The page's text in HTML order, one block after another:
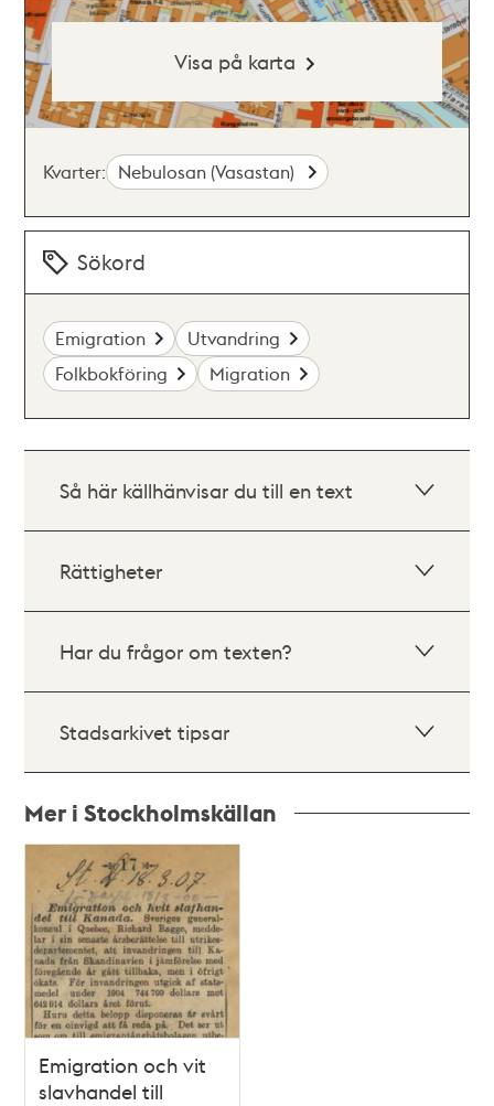
Visa på karta
Kvarter: Nebulosan (Vasastan)
Sökord
Emigration
Utvandring
Folkbokföring
Migration
Så här källhänvisar du till en text
Rättigheter
Har du frågor om texten?
Stadsarkivet tipsar
Mer i Stockholmskällan
Relaterade
poster
och
teman
Emigration och vit
slavhandel till